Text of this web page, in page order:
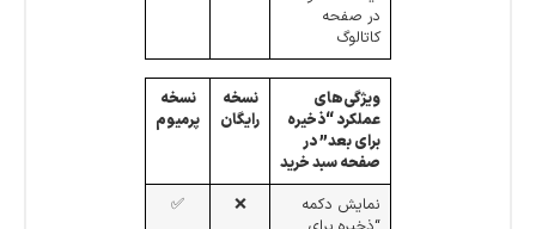
در صفحه
کاتالوگ
ویژگی‌های
عملکرد “ذخیره
برای بعد” در
صفحه سبد خرید
نسخه
رایگان
نسخه
پرمیوم
نمایش دکمه
❌
✅